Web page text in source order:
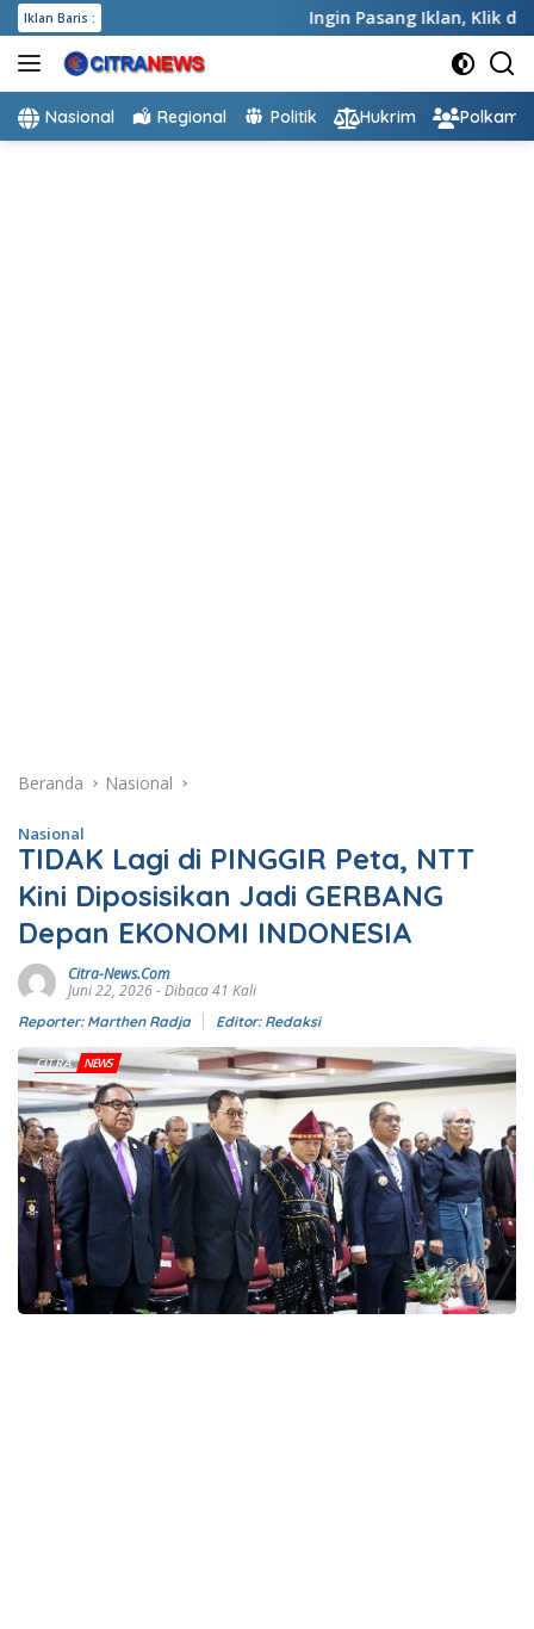
Langsung
ke
konten
Iklan Baris : Ingin Pasang Iklan, Klik disini -
Nasional Regional Politik Hukrim Polkam
Beranda Nasional
Nasional
TIDAK Lagi di PINGGIR Peta, NTT
Kini Diposisikan Jadi GERBANG
Depan EKONOMI INDONESIA
Citra-News.Com
Juni 22, 2026- Dibaca 41 Kali
Reporter: Marthen Radja Editor: Redaksi
CITRA NEWS